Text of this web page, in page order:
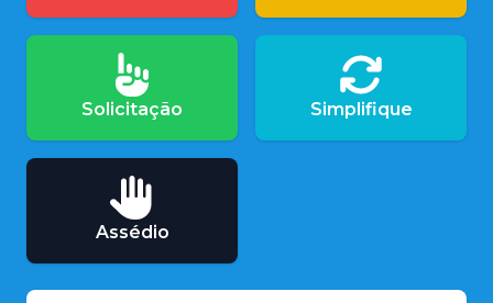
Solicitação Simplifique
Assédio